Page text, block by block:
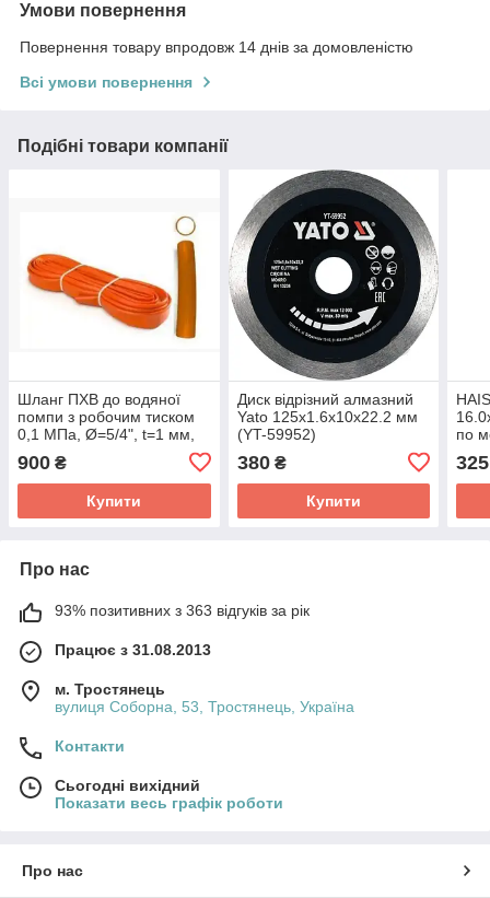
Умови повернення
Повернення товару впродовж 14 днів за домовленістю
Всі умови повернення
Подібні товари компанії
Шланг ПХВ до водяної
помпи з робочим тиском
0,1 МПа, Ø=5/4", t=1 мм,
900 ₴
Купити
Диск відрізний алмазний
Yato 125x1.6x10x22.2 мм
(YT-59952)
380₴
Купити
по
325
Про нас
93% позитивних з 363 відгуків за рік
Працює з 31.08.2013
м. Тростянець
вулиця Соборна, 53, Тростянець, Україна
Контакти
Сьогодні вихідний
Показати весь графік роботи
Про нас